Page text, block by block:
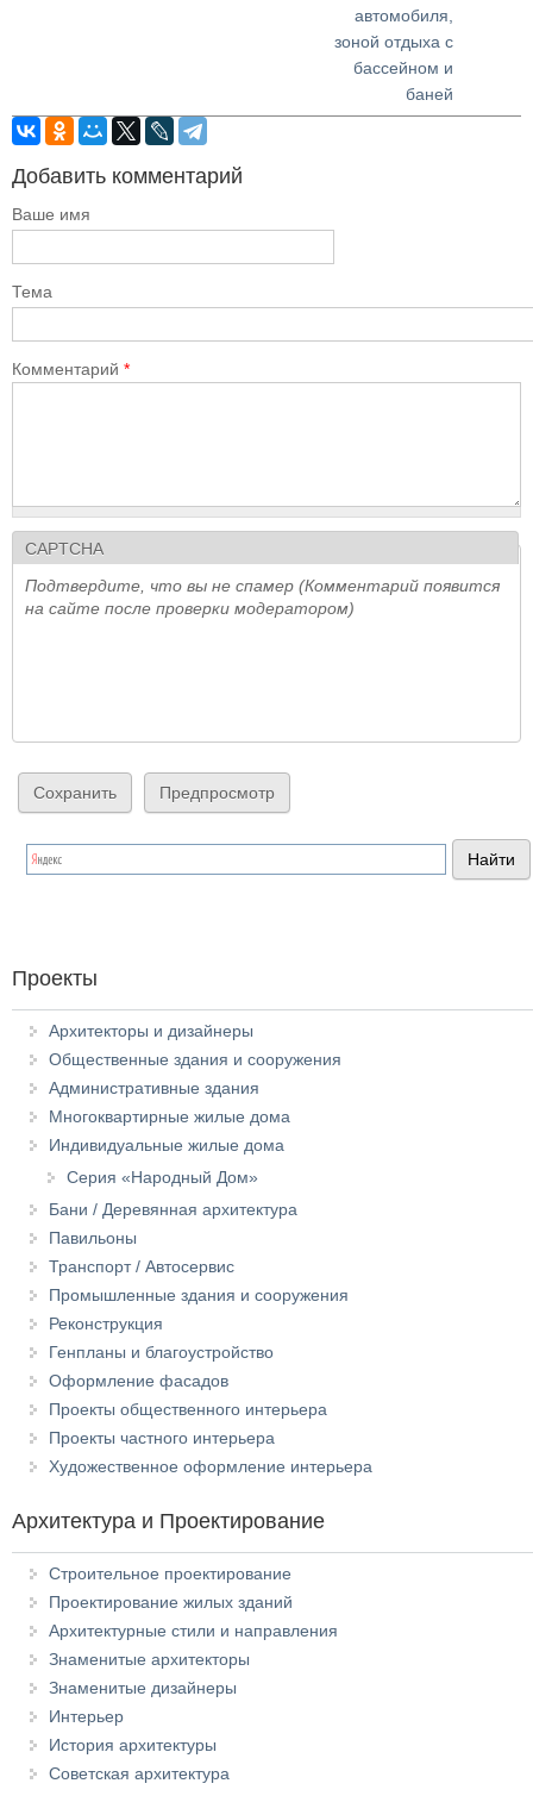
автомобиля,
зоной отдыха с
бассейном и
баней
Добавить комментарий
Ваше имя
Тема
Комментарий *
CAPTCHA
Подтвердите, что вы не спамер (Комментарий появится
на сайте после проверки модератором)
Проекты
Архитекторы и дизайнеры
Общественные здания и сооружения
Административные здания
Многоквартирные жилые дома
Индивидуальные жилые дома
Серия «Народный Дом»
Бани / Деревянная архитектура
Павильоны
Транспорт / Автосервис
Промышленные здания и сооружения
Реконструкция
Генпланы и благоустройство
Оформление фасадов
Проекты общественного интерьера
Проекты частного интерьера
Художественное оформление интерьера
Архитектура и Проектирование
Строительное проектирование
Проектирование жилых зданий
Архитектурные стили и направления
Знаменитые архитекторы
Знаменитые дизайнеры
Интерьер
История архитектуры
Советская архитектура